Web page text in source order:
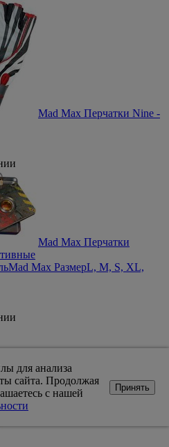
Mad Max Перчатки Nine -
Mad Max Перчатки
Mad Max РазмерL, M, S, XL,
для анализа
сайта. Продолжая
с нашей
Принять